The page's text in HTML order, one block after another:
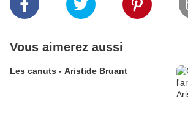
Vous aimerez aussi
Les canuts - Aristide Bruant